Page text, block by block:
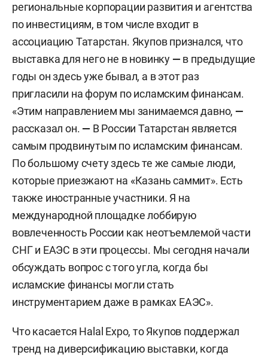
региональные корпорации развития и агентства
по инвестициям, в том числе входит в
ассоциацию Татарстан. Якупов признался, что
выставка для него не в новинку — в предыдущие
годы он здесь уже бывал, а в этот раз
пригласили на форум по исламским финансам.
«Этим направлением мы занимаемся давно, —
рассказал он. — В России Татарстан является
самым продвинутым по исламским финансам.
По большому счету здесь те же самые люди,
которые приезжают на «Казань саммит». Есть
также иностранные участники. Я на
международной площадке лоббирую
вовлеченность России как неотъемлемой части
СНГ и ЕАЭС в эти процессы. Мы сегодня начали
обсуждать вопрос с того угла, когда бы
исламские финансы могли стать
инструментарием даже в рамках ЕАЭС».
Что касается Halal Expo, то Якупов поддержал
тренд на диверсификацию выставки, когда